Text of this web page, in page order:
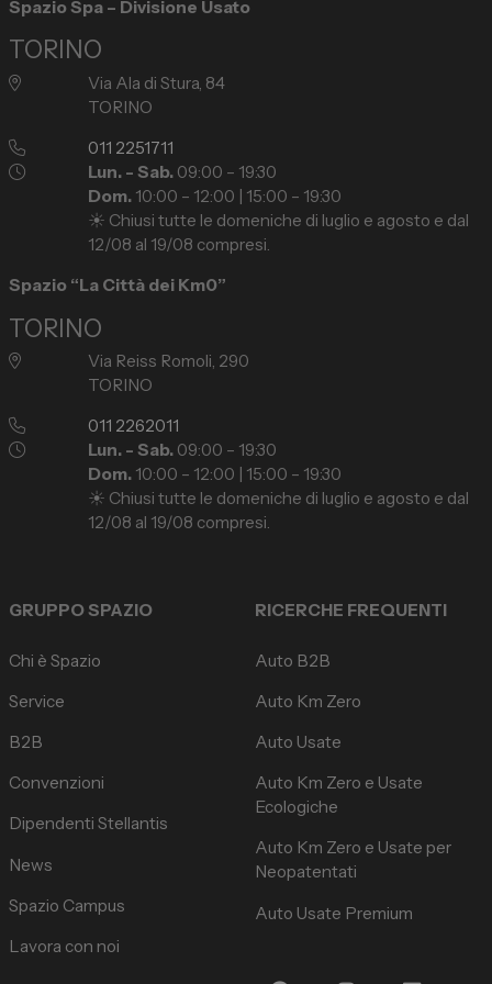
Spazio Spa – Divisione Usato
TORINO
Via Ala di Stura, 84
TORINO
011 2251711
Lun. - Sab.09:00 – 19:30
Dom.10:00 – 12:00 | 15:00 – 19:30
☀️ Chiusi tutte le domeniche di luglio e agosto e dal
12/08 al 19/08 compresi.
Spazio “La Città dei Km0”
TORINO
Via Reiss Romoli, 290
TORINO
011 2262011
Lun. - Sab.09:00 – 19:30
Dom.10:00 – 12:00 | 15:00 – 19:30
☀️ Chiusi tutte le domeniche di luglio e agosto e dal
12/08 al 19/08 compresi.
GRUPPO SPAZIO
Chi è Spazio
Service
B2B
Convenzioni
Dipendenti Stellantis
News
Spazio Campus
Lavora con noi
RICERCHE FREQUENTI
Auto B2B
Auto Km Zero
Auto Usate
Auto Km Zero e Usate
Ecologiche
Auto Km Zero e Usate per
Neopatentati
Auto Usate Premium